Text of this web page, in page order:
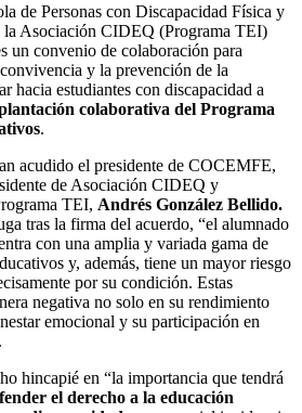
de Personas con Discapacidad Física y
Asociación CIDEQ (Programa TEI)
un convenio de colaboración para
y la prevención de la
hacia estudiantes con discapacidad a
colaborativa del Programa
.
acudido el presidente de COCEMFE,
de Asociación CIDEQ y
TEI, Andrés González Bellido.
tras la firma del acuerdo, “el alumnado
con una amplia y variada gama de
y, además, tiene un mayor riesgo
por su condición. Estas
negativa no solo en su rendimiento
emocional y su participación en
hincapié en “la importancia que tendrá
el derecho a la educación